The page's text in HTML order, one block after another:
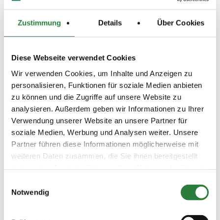
Zustimmung Details Über Cookies
Diese Webseite verwendet Cookies
Wir verwenden Cookies, um Inhalte und Anzeigen zu
personalisieren, Funktionen für soziale Medien anbieten
zu können und die Zugriffe auf unsere Website zu
analysieren. Außerdem geben wir Informationen zu Ihrer
Verwendung unserer Website an unsere Partner für
soziale Medien, Werbung und Analysen weiter. Unsere
Partner führen diese Informationen möglicherweise mit
weiteren Daten zusammen, die Sie ihnen bereitgestellt
Notwendig
Prüfungen
Datum Prüfung
19.10.2025
(n)
1. Führzügel-WB SOS
Preisgeld
0,00 €
LKL/Art
7 0 WB
(n)
65cm
0,00 €